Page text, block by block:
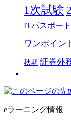
1次試験
ITパスポート
ワンポイン
秋期 証券外
eラーニング情報